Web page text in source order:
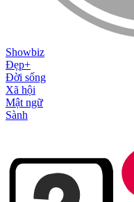
Showbiz
Đẹp+
Đời sống
Xã hội
Mật ngữ
Sành